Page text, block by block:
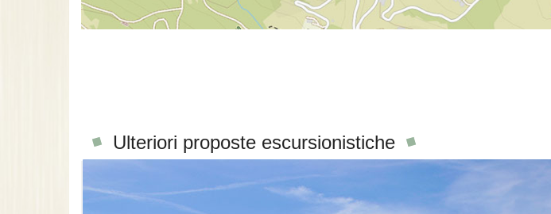
Ulteriori proposte escursionistiche